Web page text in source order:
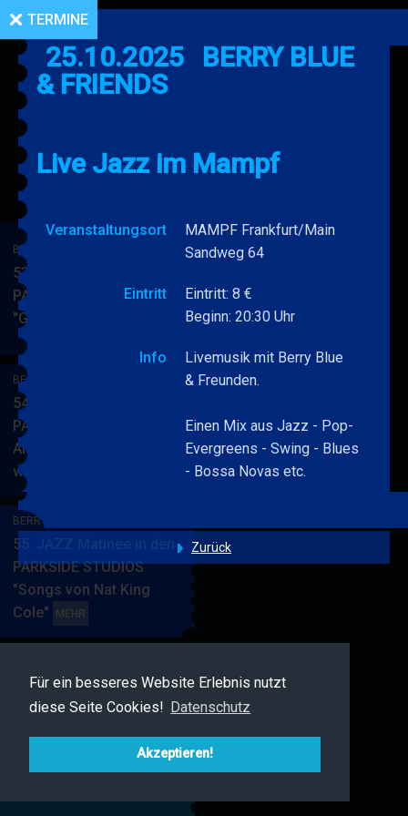
Für ein besseres Website Erlebnis nutzt
diese Seite Cookies! Datenschutz
Akzeptieren!
BERRY BLUE & BAND
53. JAZZ Matinee in den
PARKSIDE STUDIOS
"Gypsy Jazz"
&
BERRY BLUE & BAND
54. JAZZ Matinee in den
PARKSIDE STUDIOS
American Songbook
wunderbare Musik
BERRY
BERRY BLUE & BAND
55. JAZZ Matinee in den
PARKSIDE STUDIOS
"Songs von Nat King
Cole"
MEHR
BAND
BERRY BLUE & FRIENDS
Live Jazz im MAMPF
&
TERMINE
25.10.2025
BERRY BLUE
& FRIENDS
Live Jazz im Mampf
Veranstaltungsort
MAMPF Frankfurt/Main
Sandweg 64
Eintritt
Eintritt: 8 €
Beginn: 20:30 Uhr
Info
Livemusik mit Berry Blue
& Freunden.
Einen Mix aus Jazz - Pop-
Evergreens - Swing - Blues
- Bossa Novas etc.
Zurück